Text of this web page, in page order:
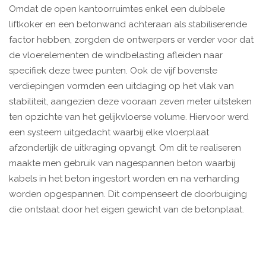
Omdat de open kantoorruimtes enkel een dubbele
liftkoker en een betonwand achteraan als stabiliserende
factor hebben, zorgden de ontwerpers er verder voor dat
de vloerelementen de windbelasting afleiden naar
specifiek deze twee punten. Ook de vijf bovenste
verdiepingen vormden een uitdaging op het vlak van
stabiliteit, aangezien deze vooraan zeven meter uitsteken
ten opzichte van het gelijkvloerse volume. Hiervoor werd
een systeem uitgedacht waarbij elke vloerplaat
afzonderlijk de uitkraging opvangt. Om dit te realiseren
maakte men gebruik van nagespannen beton waarbij
kabels in het beton ingestort worden en na verharding
worden opgespannen. Dit compenseert de doorbuiging
die ontstaat door het eigen gewicht van de betonplaat.